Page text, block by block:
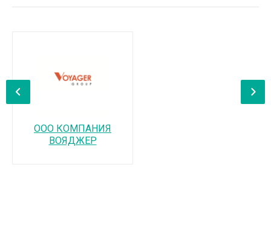
ООО КОМПАНИЯ
ВОЯДЖЕР